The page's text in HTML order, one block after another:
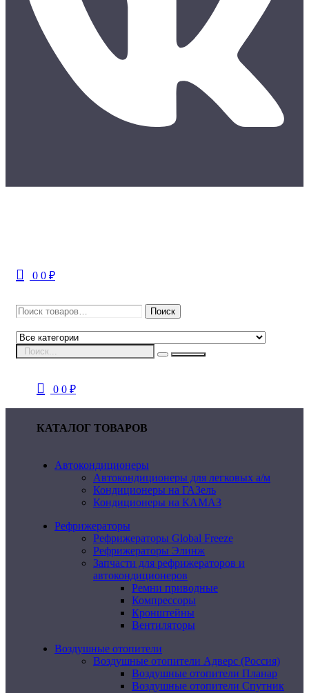
0 0 ₽
Искать: Поиск
0 0 ₽
КАТАЛОГ ТОВАРОВ
Автокондиционеры
Автокондиционеры для легковых а/м
Кондиционеры на ГАЗель
Кондиционеры на КАМАЗ
Рефрижераторы
Рефрижераторы Global Freeze
Рефрижераторы Элинж
Запчасти для рефрижераторов и
автокондиционеров
Ремни приводные
Компрессоры
Кронштейны
Вентиляторы
Воздушные отопители
Воздушные отопители Адверс (Россия)
Воздушные отопители Планар
Воздушные отопители Спутник